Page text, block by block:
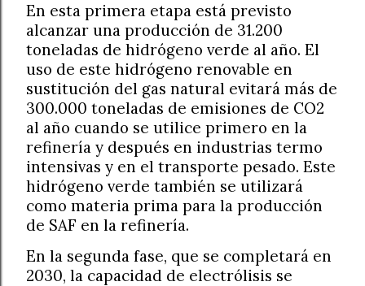
En esta primera etapa está previsto
alcanzar una producción de 31.200
toneladas de hidrógeno verde al año. El
uso de este hidrógeno renovable en
sustitución del gas natural evitará más de
300.000 toneladas de emisiones de CO2
al año cuando se utilice primero en la
refinería y después en industrias termo
intensivas y en el transporte pesado. Este
hidrógeno verde también se utilizará
como materia prima para la producción
de SAF en la refinería.
En la segunda fase, que se completará en
2030, la capacidad de electrólisis se